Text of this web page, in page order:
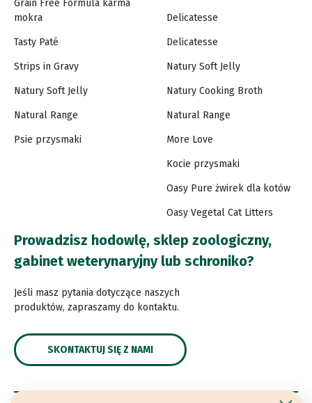
Grain Free Formula karma
mokra
Tasty Paté
Strips in Gravy
Natury Soft Jelly
Natural Range
Psie przysmaki
Delicatesse
Delicatesse
Natury Soft Jelly
Natury Cooking Broth
Natural Range
More Love
Kocie przysmaki
Oasy Pure żwirek dla kotów
Oasy Vegetal Cat Litters
Prowadzisz hodowlę, sklep zoologiczny,
gabinet weterynaryjny lub schroniko?
Jeśli masz pytania dotyczące naszych
produktów, zapraszamy do kontaktu.
SKONTAKTUJ SIĘ Z NAMI